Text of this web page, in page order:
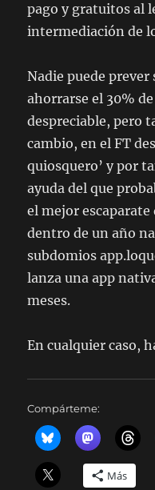
pago y gratuitos al
intermediación de
Nadie puede
ahorrarse el 30%
despreciable, pero
cambio, en el FT
quiosquero’ y por
ayuda del que
el mejor
dentro de un año
subdomios
lanza una app
meses.
En cualquier caso,
Compárteme:
Más